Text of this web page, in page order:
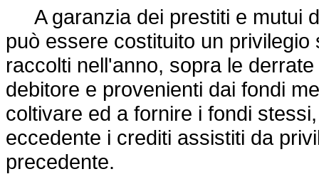
A garanzia dei prestiti e mutui
può essere costituito un
raccolti nell'anno, sopra le
debitore e provenienti dai fondi
coltivare ed a fornire i fondi
eccedente i crediti assistiti da
precedente.